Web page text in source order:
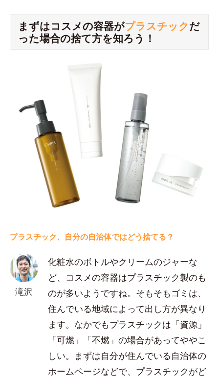
まずはコスメの容器がプラスチックだ
った場合の捨て方を知ろう！
プラスチック、自分の自治体ではどう捨てる？
滝沢
化粧水のボトルやクリームのジャーな
ど、コスメの容器はプラスチック製のも
のが多いようですね。そもそもゴミは、
住んでいる地域によって出し方が異なり
ます。なかでもプラスチックは「資源」
「可燃」「不燃」の場合があってややこ
しい。まずは自分が住んでいる自治体の
ホームページなどで、プラスチックがど